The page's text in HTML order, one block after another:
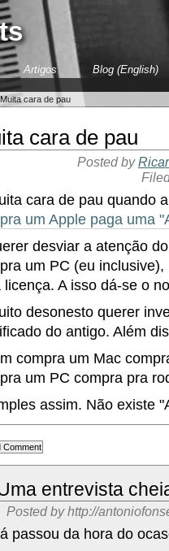
Artigos Blog (English)
Muita cara de pau
cara de pau
Posted by
cara de pau quando
um Apple paga uma
desviar a atenção
um PC (eu
licença. A isso dá-se o
desonesto querer
do antigo. Além
compra um Mac
um PC compra pra
assim. Não existe
entrevista
Posted by http://
passou da hora do